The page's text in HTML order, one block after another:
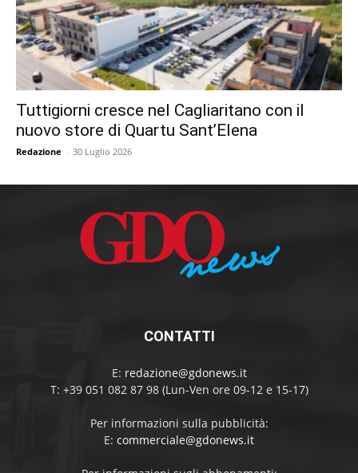
Tuttigiorni cresce nel Cagliaritano con il
nuovo store di Quartu Sant’Elena
Redazione - 30 Luglio 2026
CONTATTI
E: redazione@gdonews.it
T: +39 051 082 87 98 (Lun-Ven ore 09-12 e 15-17)
Per informazioni sulla pubblicità:
E: commerciale@gdonews.it